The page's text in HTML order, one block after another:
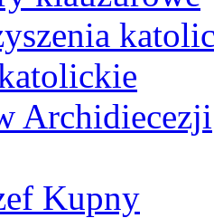
Archidiecezji
Kupny